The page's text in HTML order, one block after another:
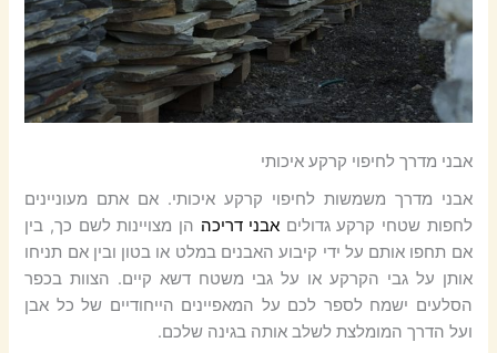
אבני מדרך לחיפוי קרקע איכותי
אבני מדרך משמשות לחיפוי קרקע איכותי. אם אתם מעוניינים
לחפות שטחי קרקע גדולים אבני דריכה הן מצויינות לשם כך, בין
אם תחפו אותם על ידי קיבוע האבנים במלט או בטון ובין אם תניחו
אותן על גבי הקרקע או על גבי משטח דשא קיים. הצוות בכפר
הסלעים ישמח לספר לכם על המאפיינים הייחודיים של כל אבן
ועל הדרך המומלצת לשלב אותה בגינה שלכם.